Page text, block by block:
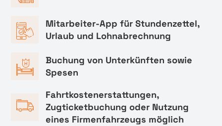
Mitarbeiter-App für Stundenzettel,
Urlaub und Lohnabrechnung
Buchung von Unterkünften sowie
Spesen
Fahrtkostenerstattungen,
Zugticketbuchung oder Nutzung
eines Firmenfahrzeugs möglich